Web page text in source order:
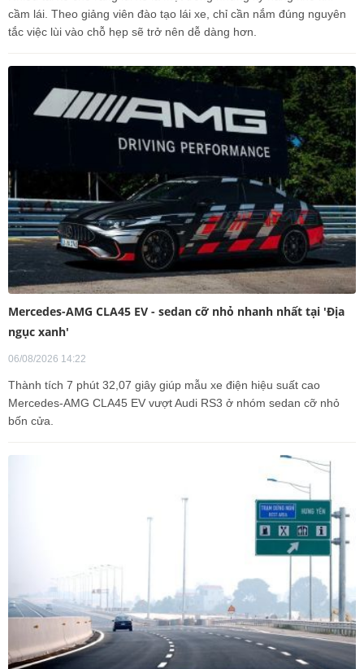
cầm lái. Theo giảng viên đào tạo lái xe, chỉ cần nắm đúng nguyên
tắc việc lùi vào chỗ hẹp sẽ trở nên dễ dàng hơn.
Mercedes-AMG CLA45 EV - sedan cỡ nhỏ nhanh nhất tại 'Địa
ngục xanh'
06/08/2026 14:22
Thành tích 7 phút 32,07 giây giúp mẫu xe điện hiệu suất cao
Mercedes-AMG CLA45 EV vượt Audi RS3 ở nhóm sedan cỡ nhỏ
bốn cửa.